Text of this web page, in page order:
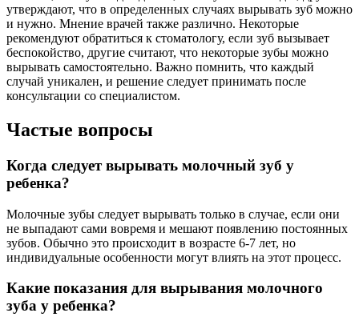
утверждают, что в определенных случаях вырывать зуб можно
и нужно. Мнение врачей также различно. Некоторые
рекомендуют обратиться к стоматологу, если зуб вызывает
беспокойство, другие считают, что некоторые зубы можно
вырывать самостоятельно. Важно помнить, что каждый
случай уникален, и решение следует принимать после
консультации со специалистом.
Частые вопросы
Когда следует вырывать молочный зуб у
ребенка?
Молочные зубы следует вырывать только в случае, если они
не выпадают сами вовремя и мешают появлению постоянных
зубов. Обычно это происходит в возрасте 6-7 лет, но
индивидуальные особенности могут влиять на этот процесс.
Какие показания для вырывания молочного
зуба у ребенка?